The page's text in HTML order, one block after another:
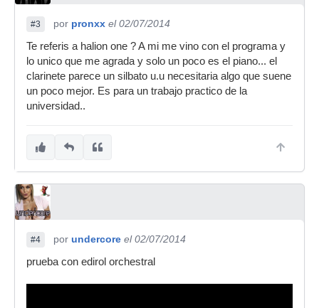
#3 por pronxx el 02/07/2014
Te referis a halion one ? A mi me vino con el programa y
lo unico que me agrada y solo un poco es el piano... el
clarinete parece un silbato u.u necesitaria algo que suene
un poco mejor. Es para un trabajo practico de la
universidad..
#4 por undercore el 02/07/2014
prueba con edirol orchestral